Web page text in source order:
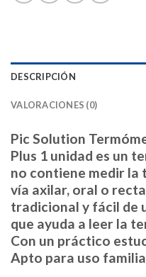
DESCRIPCIÓN
VALORACIONES (0)
Pic Solution
Plus 1 unidad es un
no contiene medir
vía axilar, oral o
tradicional y fácil de
que ayuda a leer la
Con un práctico
Apto para uso